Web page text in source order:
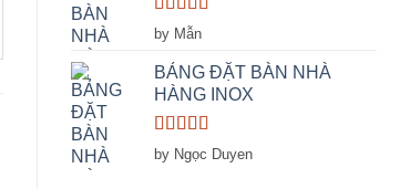
Rated5
of 5
by Mẫn
BẢNG ĐẶT BÀN NHÀ
HÀNG INOX
Rated5 out
of 5
by Ngọc Duyen